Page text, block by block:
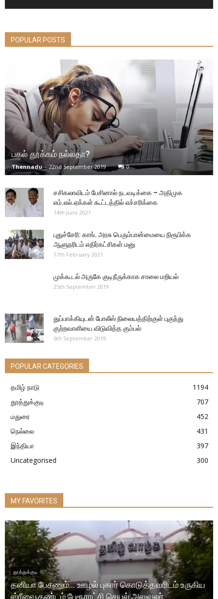
POPULAR POSTS
பகல் தூக்கம் நல்லதா?
Thennadu - 22nd September 2019 0
சசிகலாவிடம் பேசினால் நடவடிக்கை – அதிமுக
எம்.எல்.ஏக்கள் கூட்டத்தில் எச்சரிக்கை
14th June 2021
புதுச்சேரி: காங். அரசு பெரும்பான்மையை நிரூபிக்க
ஆளுநரிடம் எதிர்கட்சிகள் மனு
17th February 2021
முக்கூடல் அருகே குடிநீருக்காக சாலை மறியல்
25th September 2019
துப்பாக்கியுடன் போலீஸ் நிலையத்திற்குள் புகுந்து
குற்றவாளியை விடுவித்த கும்பல்
6th September 2019
POPULAR CATEGORIES
தமிழ் நாடு
1194
தூத்துக்குடி
707
மதுரை
452
நெல்லை
431
இந்தியா
397
Uncategorised
300
MY FAVORITES
தூத்துக்குடி
தனியா பேசணும்… ஊழல் புகார் கொடுத்தவரிடம் உருகிய
ஸ்ரீவைகுண்டம் பேரூராட்சி செயல் அலுவலர்